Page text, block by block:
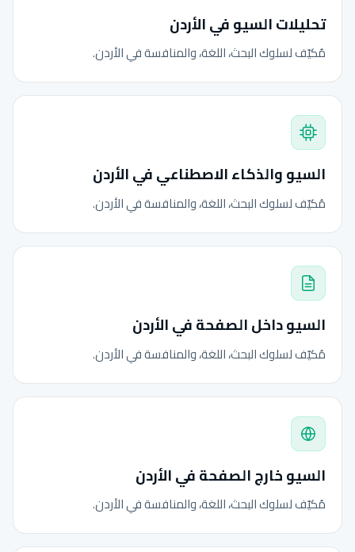
تحليلات السيو في الأردن
مُكيّف لسلوك البحث، اللغة، والمنافسة في الأردن.
السيو والذكاء الاصطناعي في الأردن
مُكيّف لسلوك البحث، اللغة، والمنافسة في الأردن.
السيو داخل الصفحة في الأردن
مُكيّف لسلوك البحث، اللغة، والمنافسة في الأردن.
السيو خارج الصفحة في الأردن
مُكيّف لسلوك البحث، اللغة، والمنافسة في الأردن.